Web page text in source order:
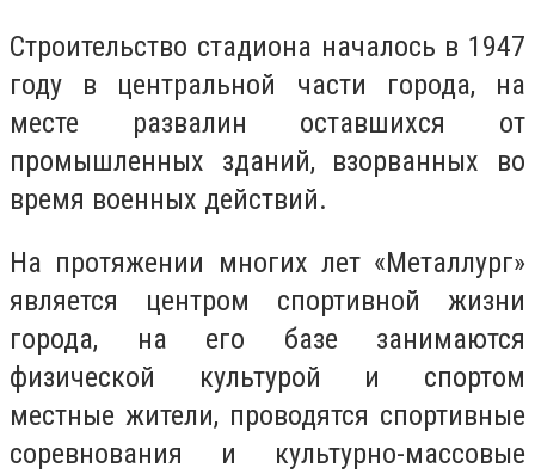
Строительство стадиона началось в 1947
году в центральной части города, на
месте развалин оставшихся от
промышленных зданий, взорванных во
время военных действий.
На протяжении многих лет «Металлург»
является центром спортивной жизни
города, на его базе занимаются
физической культурой и спортом
местные жители, проводятся спортивные
соревнования и культурно-массовые